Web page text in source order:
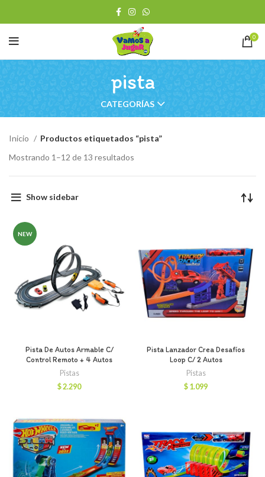
0
pista
CATEGORÍAS
Inicio
Productos etiquetados “pista”
Mostrando 1–12 de 13 resultados
Show sidebar
NEW
Pista De Autos Armable C/
Control Remoto + 4 Autos
Pistas
$2.290
Pista Lanzador Crea Desafíos
Loop C/ 2 Autos
Pistas
$ 1.099